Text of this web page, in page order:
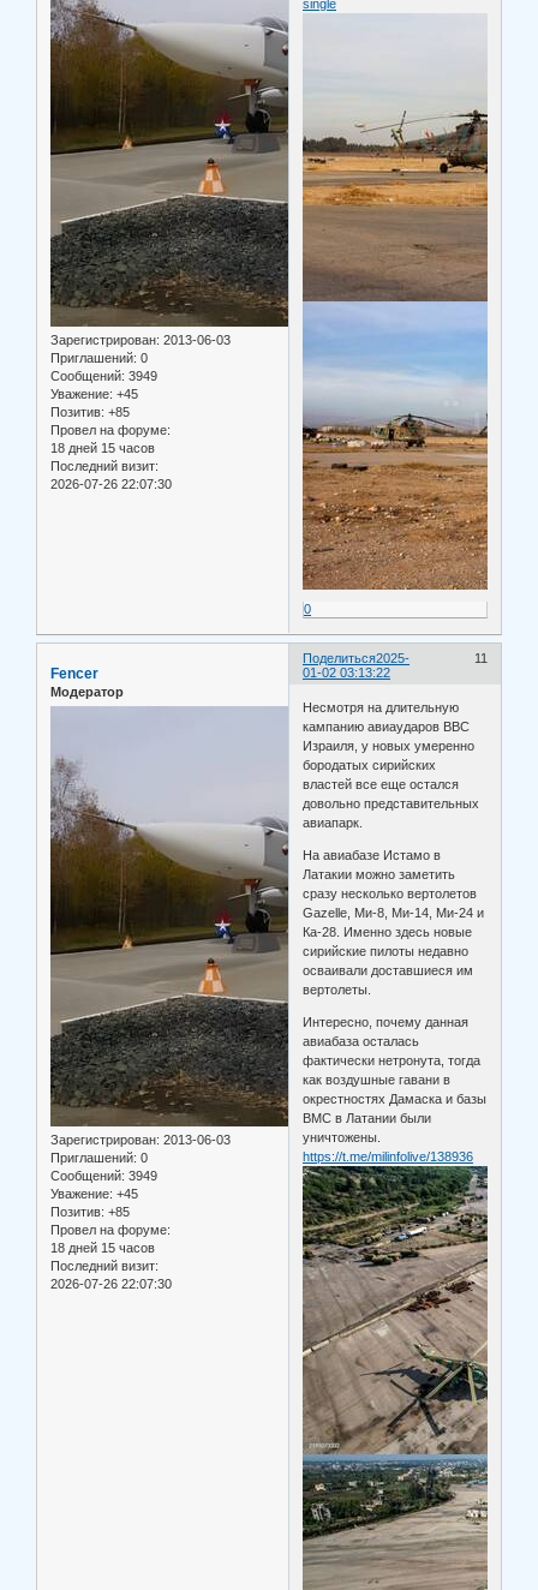
Зарегистрирован: 2013-06-03
Приглашений: 0
Сообщений: 3949
Уважение: +45
Позитив: +85
Провел на форуме:
18 дней 15 часов
Последний визит:
2026-07-26 22:07:30
single
0
Поделиться 11
2025-
01-02 03:13:22
Fencer
Модератор
Зарегистрирован: 2013-06-03
Приглашений: 0
Сообщений: 3949
Уважение: +45
Позитив: +85
Провел на форуме:
18 дней 15 часов
Последний визит:
2026-07-26 22:07:30
Несмотря на длительную
кампанию авиаударов ВВС
Израиля, у новых умеренно
бородатых сирийских
властей все еще остался
довольно представительных
авиапарк.
На авиабазе Истамо в
Латакии можно заметить
сразу несколько вертолетов
Gazelle, Ми-8, Ми-14, Ми-24 и
Ка-28. Именно здесь новые
сирийские пилоты недавно
осваивали доставшиеся им
вертолеты.
Интересно, почему данная
авиабаза осталась
фактически нетронута, тогда
как воздушные гавани в
окрестностях Дамаска и базы
ВМС в Латании были
уничтожены.
https://t.me/milinfolive/138936